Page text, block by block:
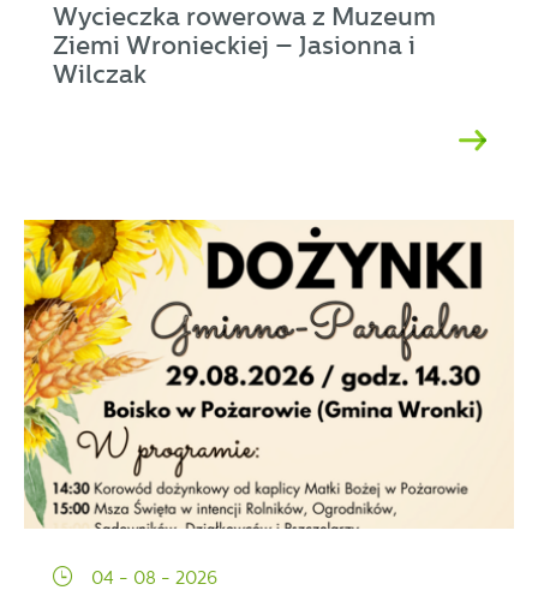
Wycieczka rowerowa z Muzeum
Ziemi Wronieckiej – Jasionna i
Wilczak
04 - 08 - 2026